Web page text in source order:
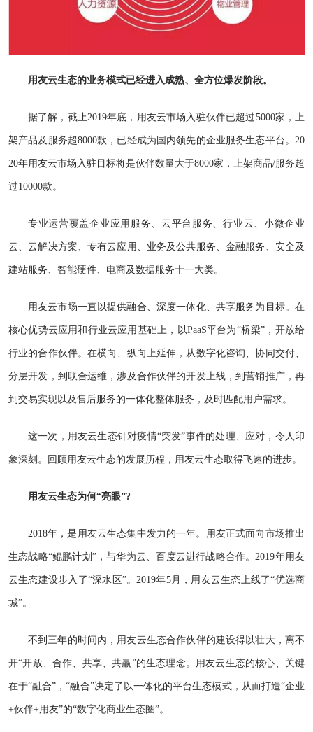
用友云生态的业务模式已经进入成熟、全方位爆发阶段。
据了解，截止2019年底，用友云市场入驻伙伴已超过5000家，上
架产品及服务超8000款，已经成为国内领先的企业服务生态平台。20
20年用友云市场入驻目标将是伙伴数量大于8000家，上架商品/服务超
过10000款。
专业运营覆盖企业应用服务、云平台服务、行业云、小微企业
云、云解决方案、专有云应用、业务及公共服务、金融服务、安全及
建站服务、智能硬件、电商及数据服务十一大类。
用友云市场一直以提供融合、深度一体化、共享服务为目标。在
核心优势云应用和行业云应用基础上，以PaaS平台为“桥梁”，开放给
行业的合作伙伴。在横向、纵向上延伸，从数字化咨询、协同交付、
分层开发，到联合运维，涉及合作伙伴的开发上线，到营销推广，再
到交易实现以及售后服务的一体化整体服务，及时匹配用户需求。
这一次，用友云生态针对疫情“突发”事件的处理、应对，令人印
象深刻。回顾用友云生态的发展历程，用友云生态取得飞速的进步。
用友云生态为何“亮眼”?
2018年，是用友云生态集中发力的一年。用友正式面向市场推出
生态战略“鲲鹏计划”，与华为云、百度云进行战略合作。2019年用友
云生态建设步入了“深水区”。2019年5月，用友云生态上线了“优选商
城”。
不到三年的时间内，用友云生态合作伙伴的建设得以壮大，离不
开“开放、合作、共享、共赢”的生态理念。用友云生态的核心、关键
在于“融合”，“融合”决定了以一体化的平台生态模式，从而打造“企业
+伙伴+用友”的“数字化商业生态圈”。